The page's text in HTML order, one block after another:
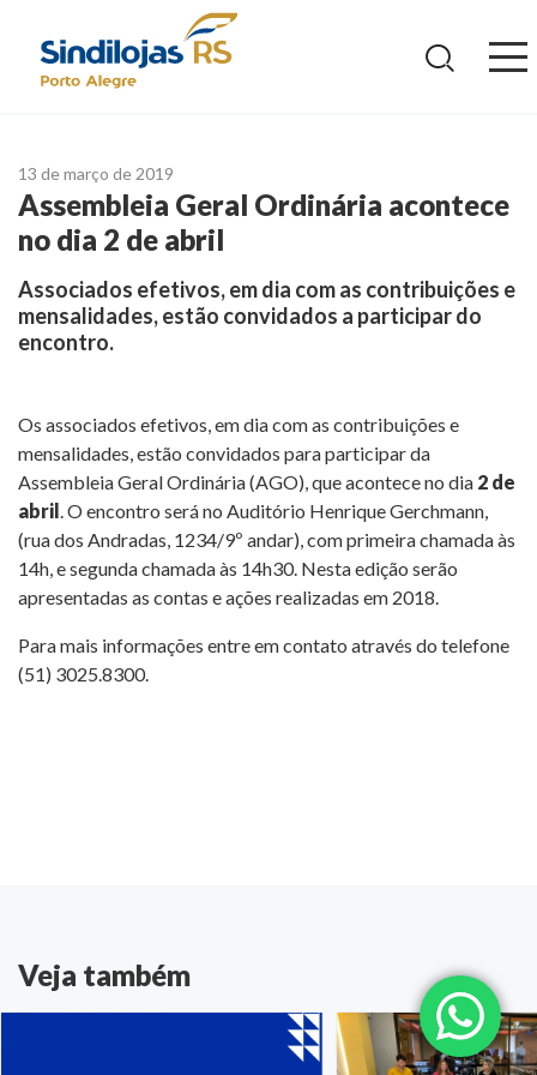
13 de março de 2019
Assembleia Geral Ordinária acontece
no dia 2 de abril
Associados efetivos, em dia com as contribuições e
mensalidades, estão convidados a participar do
encontro.
Os associados efetivos, em dia com as contribuições e
mensalidades, estão convidados para participar da
Assembleia Geral Ordinária (AGO), que acontece no dia 2 de
abril. O encontro será no Auditório Henrique Gerchmann,
(rua dos Andradas, 1234/9º andar), com primeira chamada às
14h, e segunda chamada às 14h30. Nesta edição serão
apresentadas as contas e ações realizadas em 2018.
Para mais informações entre em contato através do telefone
(51) 3025.8300.
Veja também